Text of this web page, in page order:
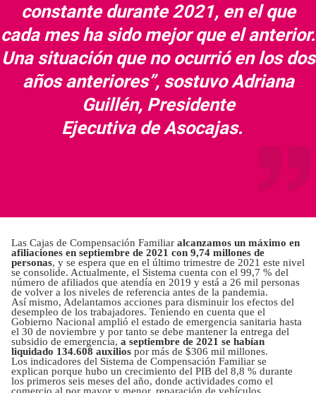
constante durante 2021, en el que
cada mes ha sido mejor que el anterior.
Una situación que no ocurrió en los dos
años anteriores”, sostuvo Adriana
Guillén, Presidente
Ejecutiva de Asocajas.
Las Cajas de Compensación Familiar alcanzamos un máximo en
afiliaciones en septiembre de 2021 con 9,74 millones de
personas, y se espera que en el último trimestre de 2021 este nivel
se consolide. Actualmente, el Sistema cuenta con el 99,7 % del
número de afiliados que atendía en 2019 y está a 26 mil personas
de volver a los niveles de referencia antes de la pandemia.
Así mismo, Adelantamos acciones para disminuir los efectos del
desempleo de los trabajadores. Teniendo en cuenta que el
Gobierno Nacional amplió el estado de emergencia sanitaria hasta
el 30 de noviembre y por tanto se debe mantener la entrega del
subsidio de emergencia, a septiembre de 2021 se habían
liquidado 134.608 auxilios por más de $306 mil millones.
Los indicadores del Sistema de Compensación Familiar se
explican porque hubo un crecimiento del PIB del 8,8 % durante
los primeros seis meses del año, donde actividades como el